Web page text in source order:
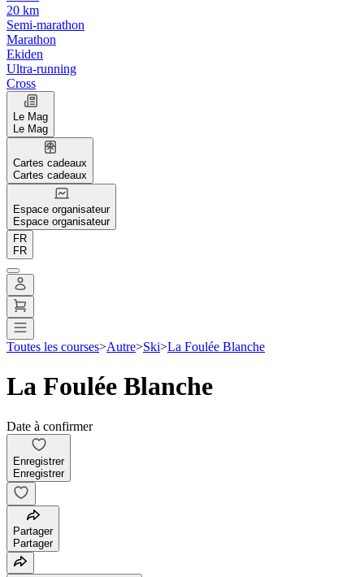
20 km
Semi-marathon
Marathon
Ekiden
Ultra-running
Cross
Le Mag
Le Mag
Cartes cadeaux
Cartes cadeaux
Espace organisateur
Espace organisateur
FR
FR
Toutes les courses>Autre>Ski>La Foulée Blanche
La Foulée Blanche
Date à confirmer
Enregistrer
Enregistrer
Partager
Partager